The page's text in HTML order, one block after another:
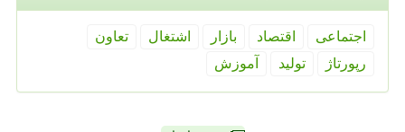
اجتماعی اقتصاد بازار اشتغال
تعاون
رپورتاژ
تولید آموزش